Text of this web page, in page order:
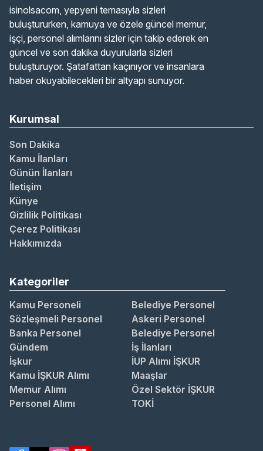
isinolsacom, yepyeni temasıyla sizleri
buluştururken, kamuya ve özele güncel memur,
işçi, personel alımlarını sizler için takip ederek en
güncel ve son dakika duyurularla sizleri
buluşturuyor. Şatafattan kaçınıyor ve insanlara
haber okuyabilecekleri bir altyapı sunuyor.
Kurumsal
Son Dakika
Kamu İlanları
Günün İlanları
İletişim
Künye
Gizlilik Politikası
Çerez Politikası
Hakkımızda
Kategoriler
Kamu Personeli
Belediye Personel
Sözleşmeli Personel
Askeri Personel
Banka Personel
Belediye Personel
Gündem
İş İlanları
İşkur
İUP Alımı İŞKUR
Kamu İŞKUR Alımı
Maaşlar
Memur Alımı
Özel Sektör İŞKUR
Personel Alımı
TOKİ